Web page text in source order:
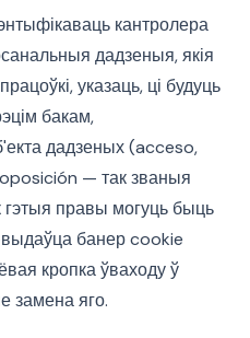
кантролера
дадзеныя, якія
указаць, ці будуць
бакам,
дадзеных (acceso,
— так званыя
гэтыя правы могуць быць
банер cookie
кропка ўваходу ў
замена яго.